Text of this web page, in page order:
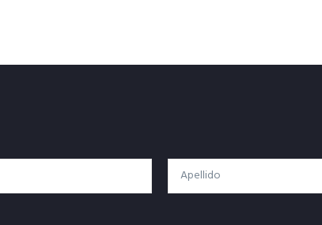
Apellido